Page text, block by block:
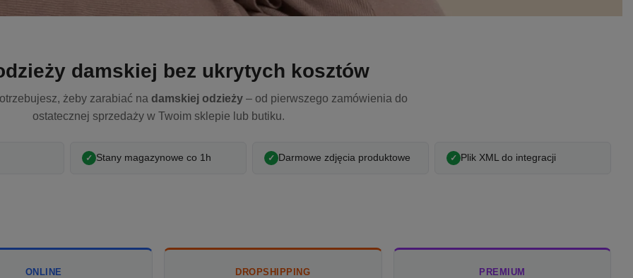
damskiej bez ukrytych kosztów
żeby zarabiać na damskiej odzieży – od pierwszego zamówienia do
ostatecznej sprzedaży w Twoim sklepie lub butiku.
Stany magazynowe co 1h Darmowe zdjęcia produktowe Plik XML do integracji
ONLINE DROPSHIPPING PREMIUM